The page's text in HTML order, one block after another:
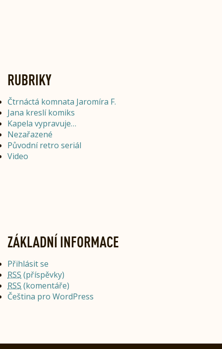
RUBRIKY
Čtrnáctá komnata Jaromíra F.
Jana kreslí komiks
Kapela vypravuje…
Nezařazené
Původní retro seriál
Video
ZÁKLADNÍ INFORMACE
Přihlásit se
RSS (příspěvky)
RSS (komentáře)
Čeština pro WordPress